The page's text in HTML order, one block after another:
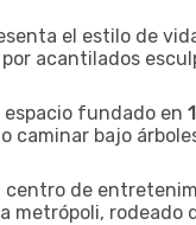
el estilo de
acantilados
fundado en
bajo
de
rodeado